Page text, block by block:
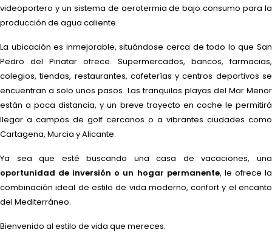
videoportero y un sistema de aerotermia de bajo consumo para la
producción de agua caliente.
La ubicación es inmejorable, situándose cerca de todo lo que San
Pedro del Pinatar ofrece. Supermercados, bancos, farmacias,
colegios, tiendas, restaurantes, cafeterías y centros deportivos se
encuentran a solo unos pasos. Las tranquilas playas del Mar Menor
están a poca distancia, y un breve trayecto en coche le permitirá
llegar a campos de golf cercanos o a vibrantes ciudades como
Cartagena, Murcia y Alicante.
Ya sea que esté buscando una casa de vacaciones, una
oportunidad de inversión o un hogar permanente, le ofrece la
combinación ideal de estilo de vida moderno, confort y el encanto
del Mediterráneo.
Bienvenido al estilo de vida que mereces.